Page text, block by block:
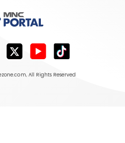
, All Rights Reserved